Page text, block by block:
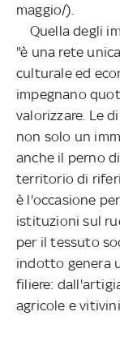
maggio/).
Quella degli
"è una rete
culturale ed
impegnano
valorizzare. Le
non solo un
anche il perno
territorio di
è l'occasione
istituzioni sul
per il tessuto
indotto genera
filiere:
agricole e